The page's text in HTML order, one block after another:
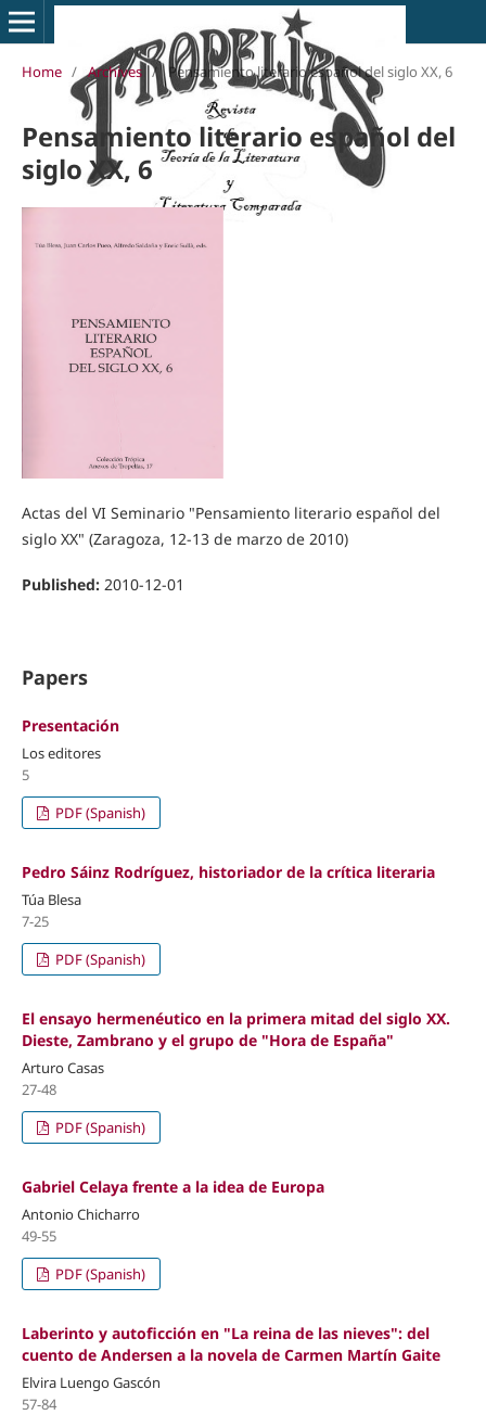
Home / Archives / Pensamiento literario español del siglo XX, 6
Pensamiento literario español del
siglo XX, 6
Actas del VI Seminario "Pensamiento literario español del
siglo XX" (Zaragoza, 12-13 de marzo de 2010)
Published: 2010-12-01
Papers
Presentación
Los editores
5
PDF (Spanish)
Pedro Sáinz Rodríguez, historiador de la crítica literaria
Túa Blesa
7-25
PDF (Spanish)
El ensayo hermenéutico en la primera mitad del siglo XX.
Dieste, Zambrano y el grupo de "Hora de España"
Arturo Casas
27-48
PDF (Spanish)
Gabriel Celaya frente a la idea de Europa
Antonio Chicharro
49-55
PDF (Spanish)
Laberinto y autoficción en "La reina de las nieves": del
cuento de Andersen a la novela de Carmen Martín Gaite
Elvira Luengo Gascón
57-84